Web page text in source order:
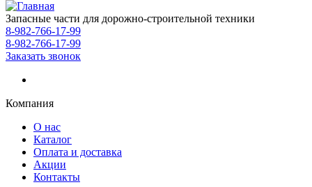
Запасные части для дорожно-строительной техники
8-982-766-17-99
8-982-766-17-99
Заказать звонок
Компания
О нас
Каталог
Оплата и доставка
Акции
Контакты